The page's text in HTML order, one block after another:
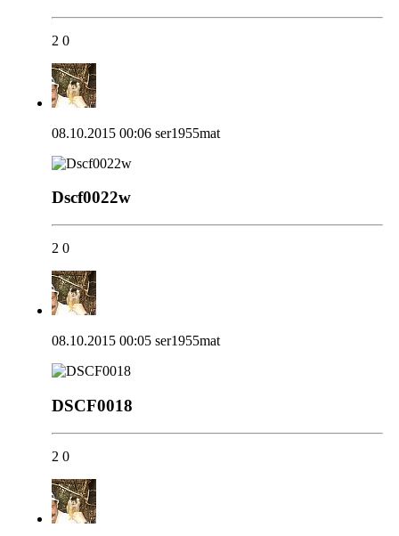
2 0
08.10.2015 00:06 ser1955mat
Dscf0022w
2 0
08.10.2015 00:05 ser1955mat
DSCF0018
2 0